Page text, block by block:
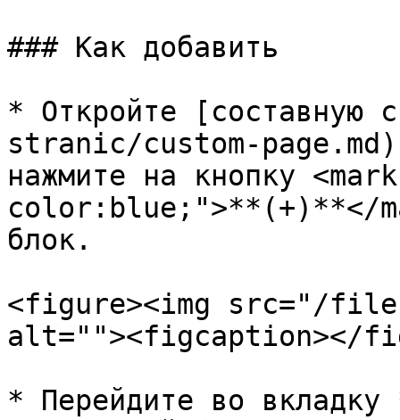
### Как добавить
* Откройте
stranic/custom-
нажмите на кнопку
color:blue;">**(+)**</
блок.
<figure><img src="/files/
alt=""><figcaption></
* Перейдите во